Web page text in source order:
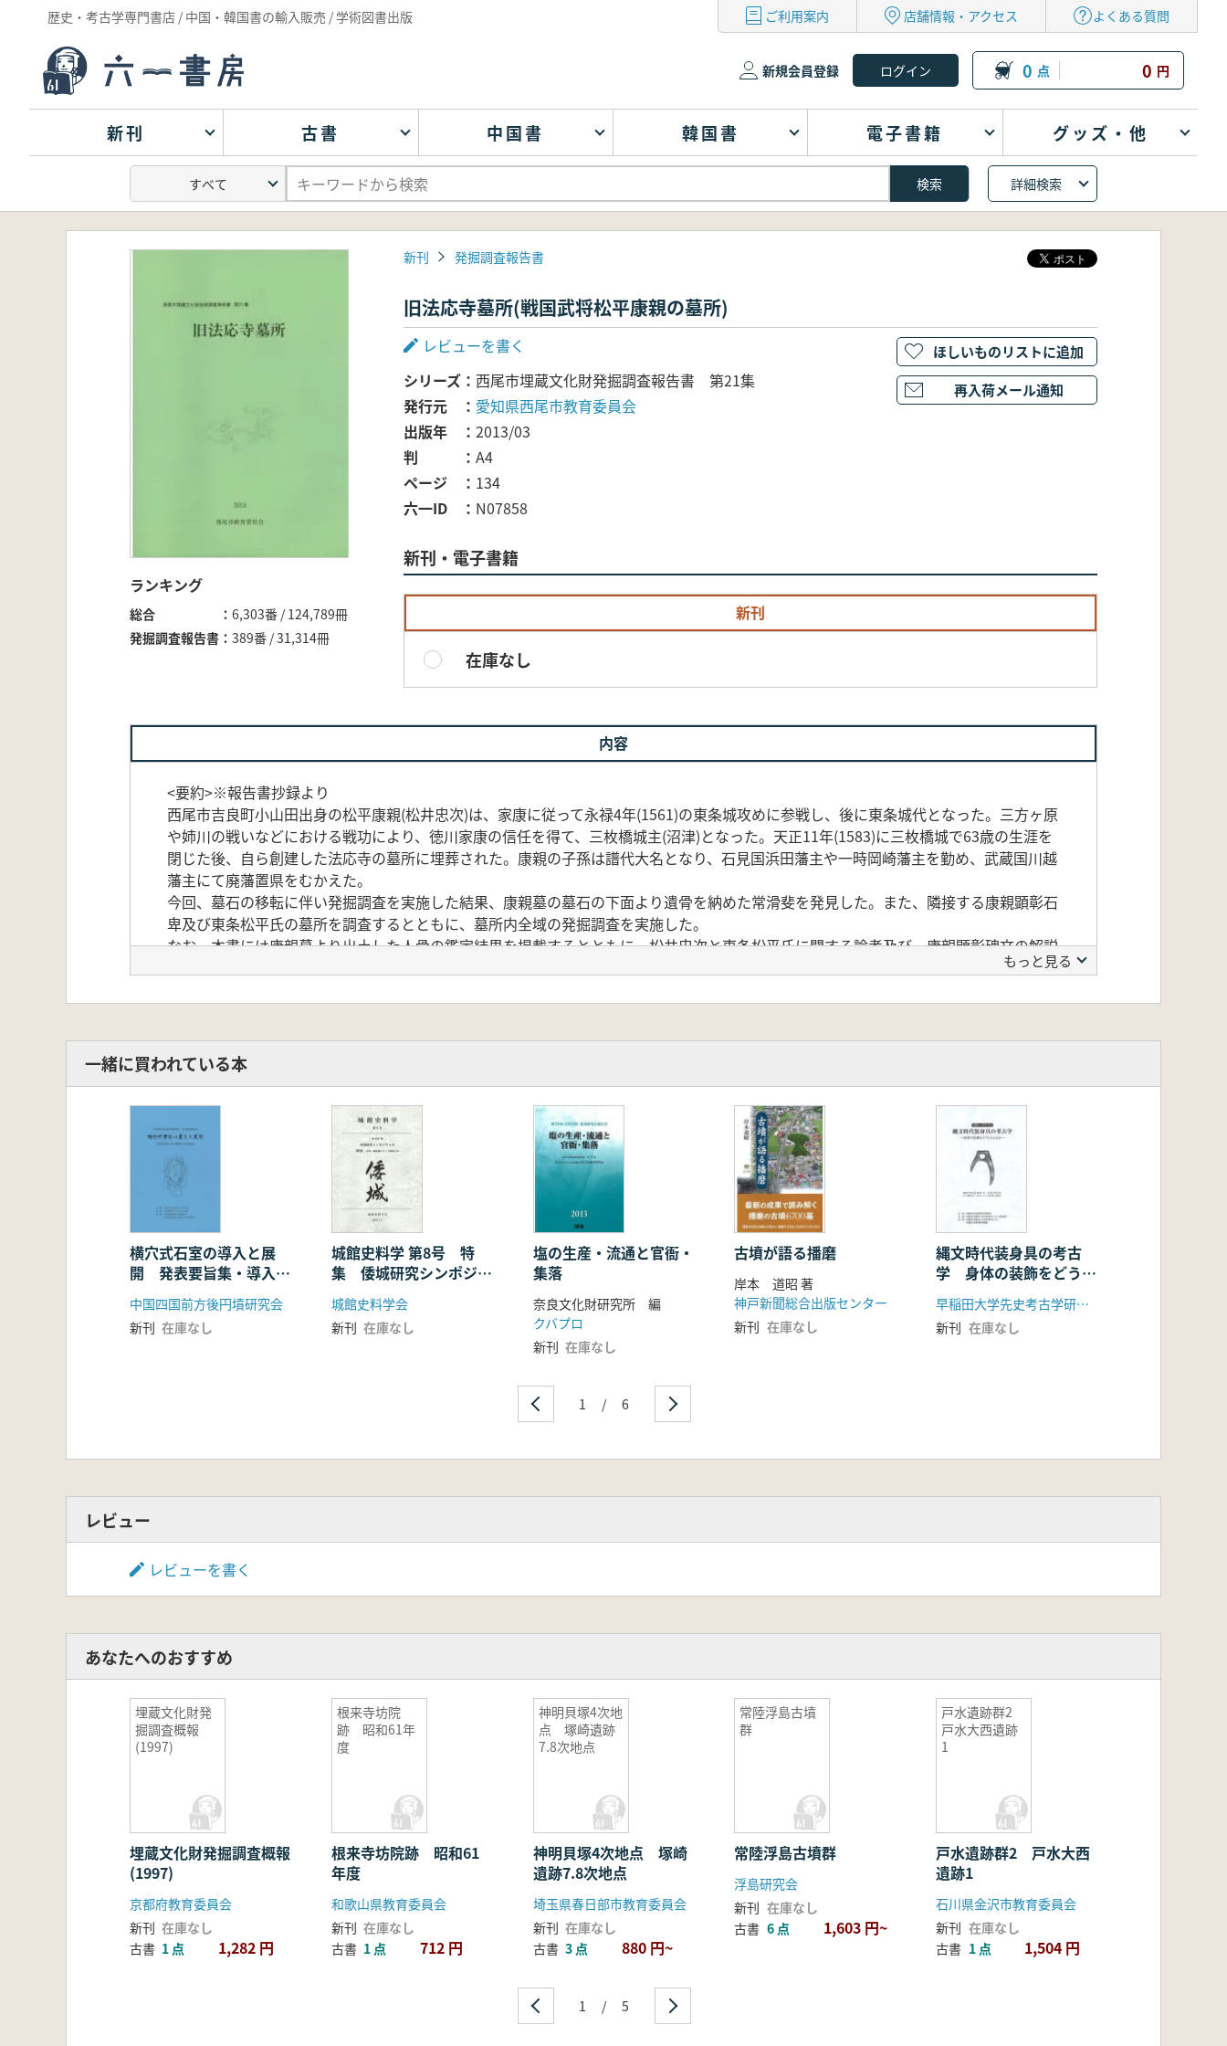
歴史・考古学専門書店 / 中国・韓国書の輸入販売 / 学術図書出版 ご利用案内 店舗情報・アクセス よくある質問
新規会員登録 0 点 0 円
新刊 古書 中国書 韓国書 電子書籍 グッズ・他
詳細検索
ランキング
総合
6,303番 / 124,789冊
発掘調査報告書
389番 / 31,314冊
新刊 発掘調査報告書
旧法応寺墓所(戦国武将松平康親の墓所)
レビューを書く
シリーズ
西尾市埋蔵文化財発掘調査報告書 第21集
発行元
愛知県西尾市教育委員会
出版年
2013/03
判
A4
ページ
134
六一ID
N07858
新刊・電子書籍
新刊
在庫なし
ほしいものリストに追加
再入荷メール通知
内容
<要約>※報告書抄録より
西尾市吉良町小山田出身の松平康親(松井忠次)は、家康に従って永禄4年(1561)の東条城攻めに参戦し、後に東条城代となった。三方ヶ原
や姉川の戦いなどにおける戦功により、徳川家康の信任を得て、三枚橋城主(沼津)となった。天正11年(1583)に三枚橋城で63歳の生涯を
閉じた後、自ら創建した法応寺の墓所に埋葬された。康親の子孫は譜代大名となり、石見国浜田藩主や一時岡崎藩主を勤め、武蔵国川越
藩主にて廃藩置県をむかえた。
今回、墓石の移転に伴い発掘調査を実施した結果、康親墓の墓石の下面より遺骨を納めた常滑斐を発見した。また、隣接する康親顕彰石
卑及び東条松平氏の墓所を調査するとともに、墓所内全域の発掘調査を実施した。
なお、本書には康親墓より出土した人骨の鑑定結果を掲載するとともに、松井忠次と東条松平氏に関する論考及び、康親顕彰碑文の解説
第1章 調査の経過
第2節 調査の概要と経過
第2章 遺跡の位置と環境
1 周辺の遺跡
2 東条城と法応寺
第3章 調査の方法と成果
第1節 墓所周辺の測量調査及び範囲確認調査
第2節 発掘調査の方法と本書の記述方針
第3節 土塁状遺構の構造
第4節 松平康親墓
1 石造物の構造
2 地下構造
第5節 松平康親顕彰碑
3 松平忠茂墓
5 松平忠茂・家忠墓墓壊
6 火葬遺構
7 SK1
8 墓所内出土各種遺物
第4章 自然科学的分析
第1節 旧汝応寺墓所出上の人骨
第5章 総括
第1節 出土遺物の特色と年代
1 土器
第2節 法応寺墓所に関わる文献史料_
第3節 墓所の時間的変遷
第4節 沼津乗運寺所在の康親墓
写真図版
付編
付編1 東条松平氏と松井松平氏(小林輝久彦)
付編2 三枚橋城主松平周防守源公碑文解説(小林輝久彦)
もっと見る
一緒に買われている本
横穴式石室の導入と展
開 発表要旨集・導入期
横穴式石室集成
中国四国前方後円墳研究会
新刊 在庫なし
城館史料学 第8号 特
集 倭城研究シンポジウ
ム2
城館史料学会
新刊 在庫なし
塩の生産・流通と官衙・
集落
奈良文化財研究所 編
クバプロ
新刊 在庫なし
古墳が語る播磨
岸本 道昭 著
神戸新聞総合出版センター
新刊 在庫なし
縄文時代装身具の考古
学 身体の装飾をどうと
らえるか 予稿集
早稲田大学先史考古学研究所
新刊 在庫なし
1 / 6
レビュー
レビューを書く
あなたへのおすすめ
埋蔵文化財発
掘調査概報
(1997)
埋蔵文化財発掘調査概報
(1997)
京都府教育委員会
新刊 在庫なし
古書 1 点 1,282 円
根来寺坊院
跡 昭和61年
度
根来寺坊院跡 昭和61
年度
和歌山県教育委員会
新刊 在庫なし
古書 1 点 712 円
神明貝塚4次地
点 塚崎遺跡
7.8次地点
神明貝塚4次地点 塚崎
遺跡7.8次地点
埼玉県春日部市教育委員会
新刊 在庫なし
古書 3 点 880 円~
常陸浮島古墳
群
常陸浮島古墳群
浮島研究会
新刊 在庫なし
古書 6 点 1,603 円~
戸水遺跡群2
戸水大西遺跡
1
戸水遺跡群2 戸水大西
遺跡1
石川県金沢市教育委員会
新刊 在庫なし
古書 1 点 1,504 円
1 / 5